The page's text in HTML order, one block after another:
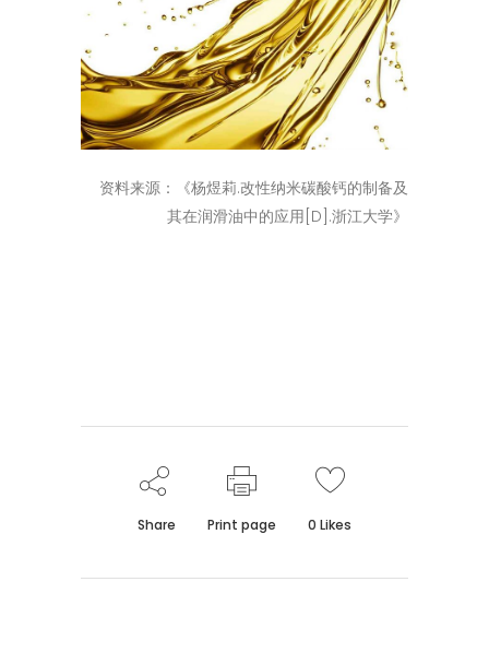
资料来源：《杨煜莉.改性纳米碳酸钙的制备及
其在润滑油中的应用[D].浙江大学》
Share Print page 0 Likes